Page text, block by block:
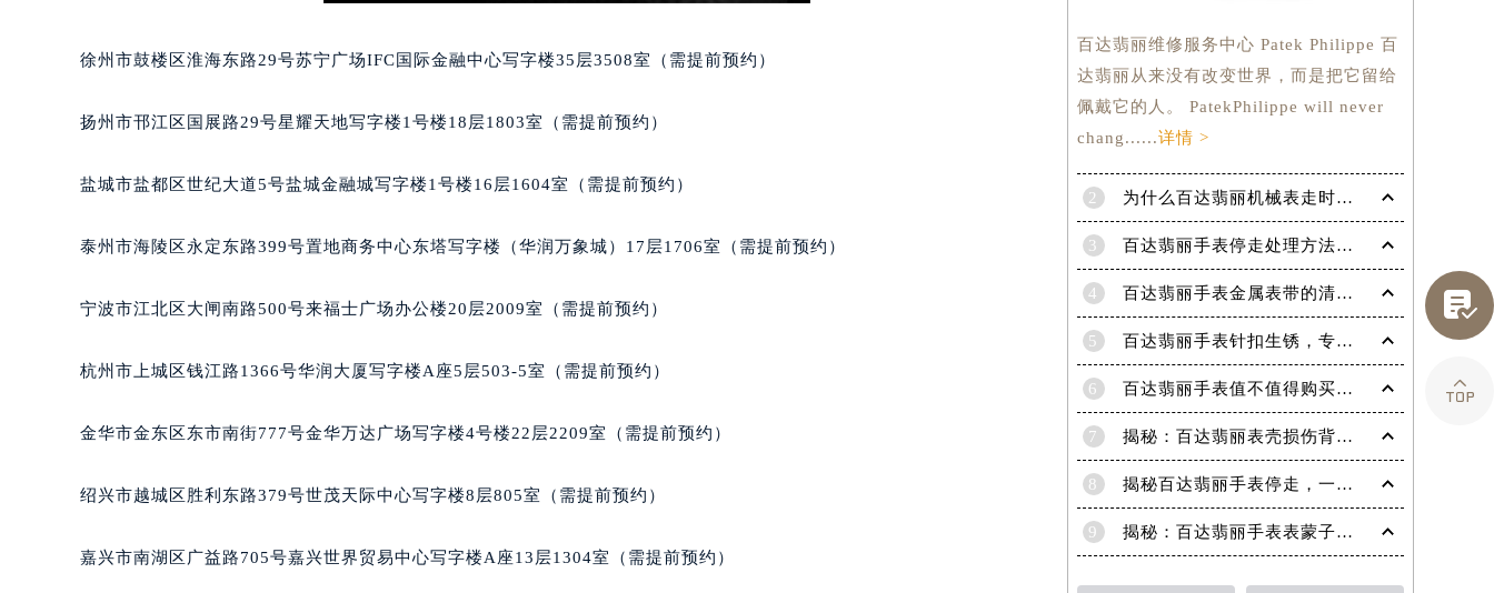
昆明市盘龙区北京路928号同德昆明广场写字楼10层06室（需提前预约）
西安市碑林区南关正街88号华侨城长安国际中心E座6楼10室（需提前预约）
唐山市路南区新华东道100号万达广场写字楼A座10层1002室（需提前预约）
内蒙古自治区呼和浩特市玉泉区大学西街70号华润万象城写字楼（鄂尔多斯大厦）23层2326室（需提前预约）
重庆市解放碑渝中区民权路28号英利国际金融中心写字楼20层01室（需提前预约）
黑龙江省鹤岗市向阳区红军路百达翡丽售后服务中心（需提前预约）
黑龙江省鸡西市鸡冠区红军路百达翡丽售后服务中心（需提前预约）
黑龙江省牡丹江市东安区太平路百达翡丽售后服务中心（需提前预约）
黑龙江省齐齐哈尔市龙沙区龙华路百达翡丽售后服务中心（需提前预约）
徐州市鼓楼区淮海东路29号苏宁广场IFC国际金融中心写字楼35层3508室（需提前预约）
扬州市邗江区国展路29号星耀天地写字楼1号楼18层1803室（需提前预约）
盐城市盐都区世纪大道5号盐城金融城写字楼1号楼16层1604室（需提前预约）
泰州市海陵区永定东路399号置地商务中心东塔写字楼（华润万象城）17层1706室（需提前预约）
宁波市江北区大闸南路500号来福士广场办公楼20层2009室（需提前预约）
杭州市上城区钱江路1366号华润大厦写字楼A座5层503-5室（需提前预约）
金华市金东区东市南街777号金华万达广场写字楼4号楼22层2209室（需提前预约）
绍兴市越城区胜利东路379号世茂天际中心写字楼8层805室（需提前预约）
嘉兴市南湖区广益路705号嘉兴世界贸易中心写字楼A座13层1304室（需提前预约）
百达翡丽维修服务中心 Patek Philippe 百
达翡丽从来没有改变世界，而是把它留给
佩戴它的人。 PatekPhilippe will never
chang......详情 >
2 为什么百达翡丽机械表走时会出现误差呢？
3 百达翡丽手表停走处理方法（手表停走维修）
4 百达翡丽手表金属表带的清洗方法有哪些？（金属表带的清洗）
5 百达翡丽手表针扣生锈，专业处理更安全
6 百达翡丽手表值不值得购买（名表投资与收藏指南）
7 揭秘：百达翡丽表壳损伤背后的故事
8 揭秘百达翡丽手表停走，一文教你轻松恢复活力！
9 揭秘：百达翡丽手表表蒙子破损修复指南，让爱表重焕光彩！

